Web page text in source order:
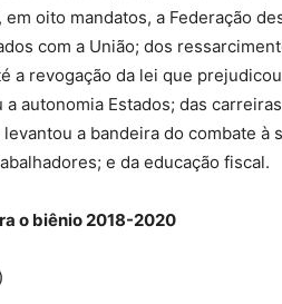
oito mandatos, a Federação
com a União; dos
a revogação da lei que
autonomia Estados; das
a bandeira do combate à
e da educação fiscal.
o biênio 2018-2020